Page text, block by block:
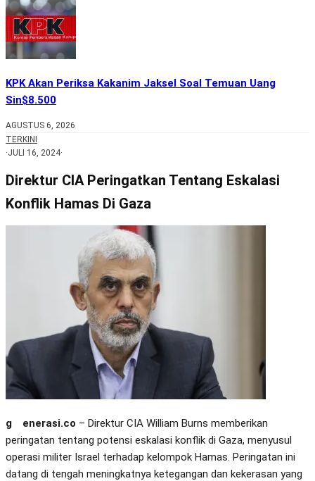
KPK Akan Periksa Kakanim Jaksel Soal Temuan Uang
Sin$8.500
AGUSTUS 6, 2026
TERKINI
·JULI 16, 2024·
Direktur CIA Peringatkan Tentang Eskalasi
Konflik Hamas Di Gaza
generasi.co – Direktur CIA William Burns memberikan
peringatan tentang potensi eskalasi konflik di Gaza, menyusul
operasi militer Israel terhadap kelompok Hamas. Peringatan ini
datang di tengah meningkatnya ketegangan dan kekerasan yang